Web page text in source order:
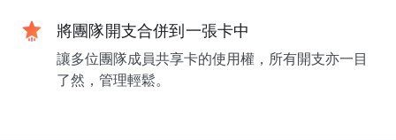
將團隊開支合併到一張卡中
讓多位團隊成員共享卡的使用權，所有開支亦一目
了然，管理輕鬆。